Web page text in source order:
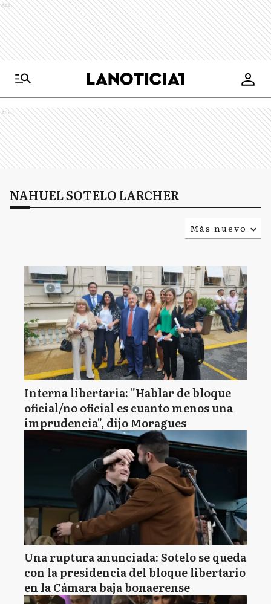
Ads
Ads
NAHUEL SOTELO LARCHER
Más nuevo
Interna libertaria: "Hablar de bloque
oficial/no oficial es cuanto menos una
imprudencia", dijo Moragues
Una ruptura anunciada: Sotelo se queda
con la presidencia del bloque libertario
en la Cámara baja bonaerense